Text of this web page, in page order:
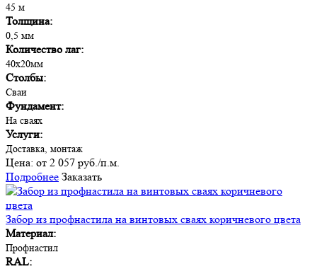
45 м
Толщина:
0,5 мм
Количество лаг:
40х20мм
Столбы:
Сваи
Фундамент:
На сваях
Услуги:
Доставка, монтаж
Цена: от 2 057 руб./п.м.
Подробнее Заказать
Забор из профнастила на винтовых сваях коричневого цвета
Материал:
Профнастил
RAL: